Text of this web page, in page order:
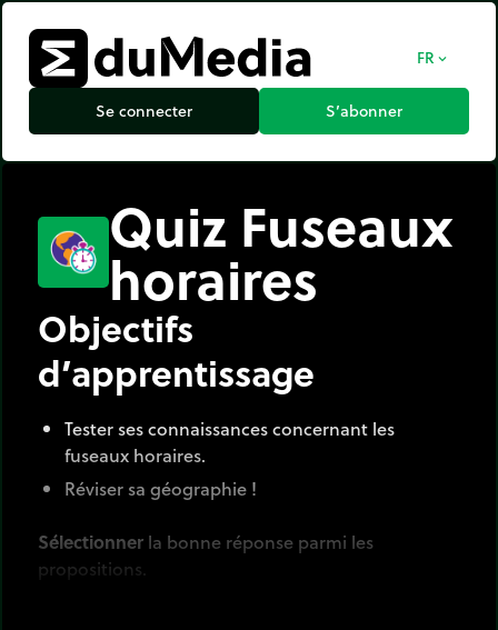
FR expand_more
Se connecter S’abonner
Quiz Fuseaux
horaires
Objectifs
d’apprentissage
Tester ses connaissances concernant les
fuseaux horaires.
Réviser sa géographie !
Sélectionner la bonne réponse parmi les
propositions.